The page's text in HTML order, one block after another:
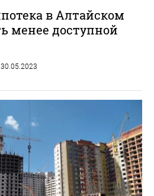
в Алтайском
менее доступной
30.05.2023